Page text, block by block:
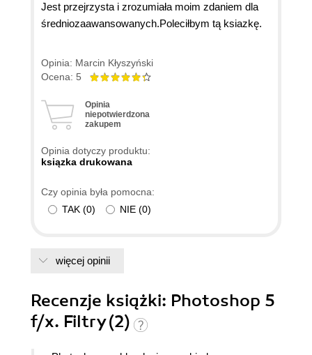
Jest przejrzysta i zrozumiała moim zdaniem dla
średniozaawansowanych.Poleciłbym tą ksiazkę.
Opinia: Marcin Kłyszyński
Ocena: 5
Opinia
niepotwierdzona
zakupem
Opinia dotyczy produktu:
ksiązka drukowana
Czy opinia była pomocna:
TAK (0) NIE (0)
więcej opinii
Recenzje książki: Photoshop 5
f/x. Filtry (2)